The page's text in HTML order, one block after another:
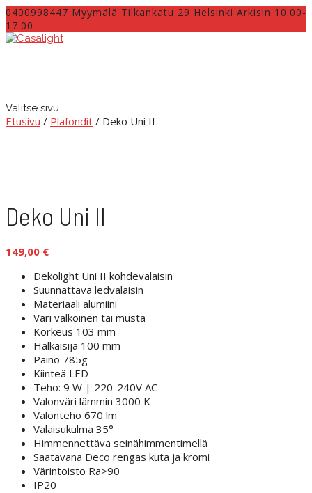
0400998447 Myymälä Tilkankatu 29 Helsinki Arkisin 10.00-
17.00
Valitse sivu
Etusivu / Plafondit / Deko Uni II
Deko Uni II
149,00 €
Dekolight Uni II kohdevalaisin
Suunnattava ledvalaisin
Materiaali alumiini
Väri valkoinen tai musta
Korkeus 103 mm
Halkaisija 100 mm
Paino 785g
Kiinteä LED
Teho: 9 W | 220-240V AC
Valonväri lämmin 3000 K
Valonteho 670 lm
Valaisukulma 35°
Himmennettävä seinähimmentimellä
Saatavana Deco rengas kuta ja kromi
Värintoisto Ra>90
IP20